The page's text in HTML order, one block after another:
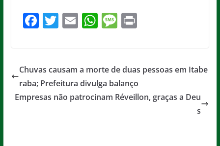
F
e
b
o
T
er
E
l
W
s
A
p
M
a
g
e
Pr
Chuvas causam a morte de duas pessoas em Itabe
raba; Prefeitura divulga balanço
Empresas não patrocinam Réveillon, graças a Deu
s